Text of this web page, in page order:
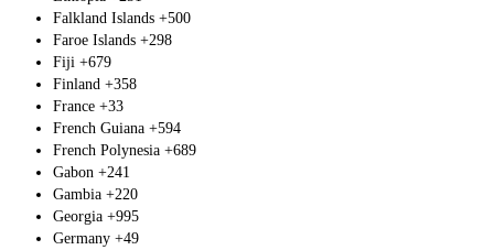
Falkland Islands +500
Faroe Islands +298
Fiji +679
Finland +358
France +33
French Guiana +594
French Polynesia +689
Gabon +241
Gambia +220
Georgia +995
Germany +49